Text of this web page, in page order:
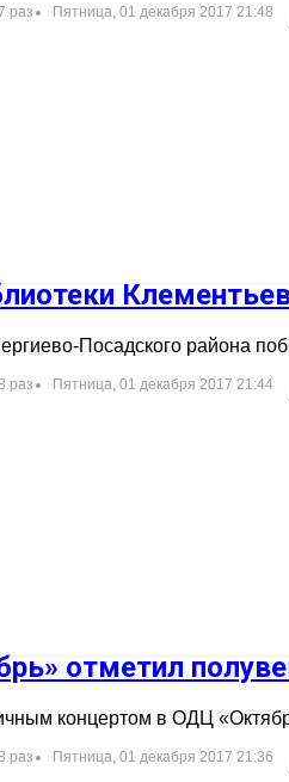
раз Пятница, 01 декабря 2017 21:48
Посадского района
раз Пятница, 01 декабря 2017 21:44
отметил
концертом в ОДЦ
раз Пятница, 01 декабря 2017 21:36